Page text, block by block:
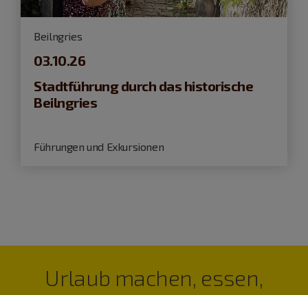
Beilngries
03.10.26
Stadtführung durch das historische
Beilngries
Führungen und Exkursionen
Urlaub machen, essen,